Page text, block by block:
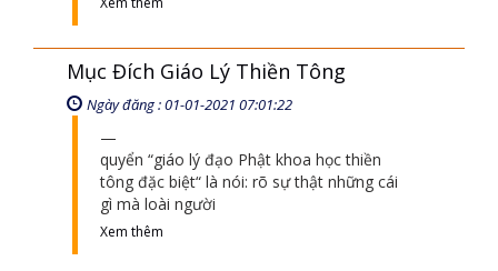
Mục Đích Giáo Lý Thiền Tông
Ngày đăng : 01-01-2021 07:01:22
quyển “giáo lý đạo Phật khoa học thiền
tông đặc biệt“ là nói: rõ sự thật những cái
gì mà loài người
Xem thêm